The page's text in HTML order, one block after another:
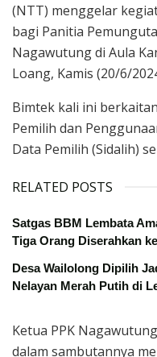
(NTT) menggelar
bagi Panitia
Nagawutung di Aula
Loang, Kamis (20/6/
Bimtek kali ini
Pemilih dan
Data Pemilih (Sidalih)
RELATED POSTS
Satgas BBM Lembata
Tiga Orang Diserahkan
Desa Wailolong Dipilih
Nelayan Merah Putih di
Ketua PPK
dalam sambutannya